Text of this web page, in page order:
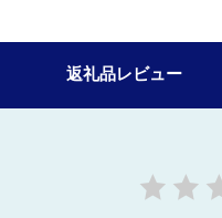
返礼品レビュー